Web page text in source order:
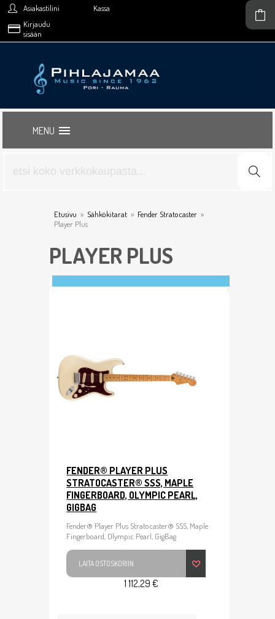
Asiakastilini
Kassa
Kirjaudu
sisään
MENU
Etusivu » Sähkökitarat » Fender Stratocaster »
Player Plus
PLAYER PLUS
FENDER® PLAYER PLUS
STRATOCASTER® SSS, MAPLE
FINGERBOARD, OLYMPIC PEARL,
GIGBAG
Fender® Player Plus Stratocaster® SSS, Maple
Fingerboard, Olympic Pearl, GigBag
LAITA OSTOSKORIIN
1 112,29 €